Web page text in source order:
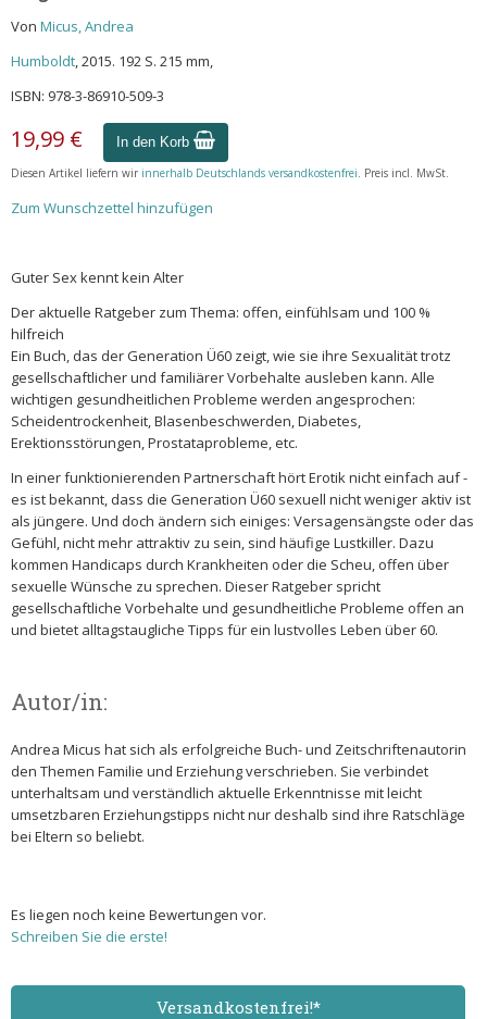
Von Micus, Andrea
Humboldt, 2015. 192 S. 215 mm,
ISBN: 978-3-86910-509-3
19,99 € In den Korb
Diesen Artikel liefern wir innerhalb Deutschlands versandkostenfrei. Preis incl. MwSt.
Zum Wunschzettel hinzufügen
Guter Sex kennt kein Alter
Der aktuelle Ratgeber zum Thema: offen, einfühlsam und 100 %
hilfreich
Ein Buch, das der Generation Ü60 zeigt, wie sie ihre Sexualität trotz
gesellschaftlicher und familiärer Vorbehalte ausleben kann. Alle
wichtigen gesundheitlichen Probleme werden angesprochen:
Scheidentrockenheit, Blasenbeschwerden, Diabetes,
Erektionsstörungen, Prostataprobleme, etc.
In einer funktionierenden Partnerschaft hört Erotik nicht einfach auf -
es ist bekannt, dass die Generation Ü60 sexuell nicht weniger aktiv ist
als jüngere. Und doch ändern sich einiges: Versagensängste oder das
Gefühl, nicht mehr attraktiv zu sein, sind häufige Lustkiller. Dazu
kommen Handicaps durch Krankheiten oder die Scheu, offen über
sexuelle Wünsche zu sprechen. Dieser Ratgeber spricht
gesellschaftliche Vorbehalte und gesundheitliche Probleme offen an
und bietet alltagstaugliche Tipps für ein lustvolles Leben über 60.
Autor/in:
Andrea Micus hat sich als erfolgreiche Buch- und Zeitschriftenautorin
den Themen Familie und Erziehung verschrieben. Sie verbindet
unterhaltsam und verständlich aktuelle Erkenntnisse mit leicht
umsetzbaren Erziehungstipps nicht nur deshalb sind ihre Ratschläge
bei Eltern so beliebt.
Es liegen noch keine Bewertungen vor.
Schreiben Sie die erste!
Versand­kostenfrei!*